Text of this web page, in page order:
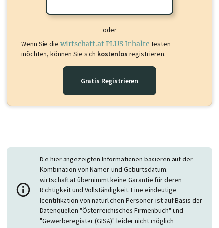
oder
Wenn Sie die wirtschaft.at PLUS Inhalte testen
möchten, können Sie sich kostenlos registrieren.
Gratis Registrieren
Die hier angezeigten Informationen basieren auf der
Kombination von Namen und Geburtsdatum.
wirtschaft.at übernimmt keine Garantie für deren
Richtigkeit und Vollständigkeit. Eine eindeutige
Identifikation von natürlichen Personen ist auf Basis der
Datenquellen "Österreichisches Firmenbuch" und
"Gewerberegister (GISA)" leider nicht möglich